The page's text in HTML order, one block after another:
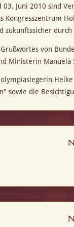
03. Juni 2010 sind
Kongresszentrum
zukunftssicher
von
Ministerin Manuela
sowie die